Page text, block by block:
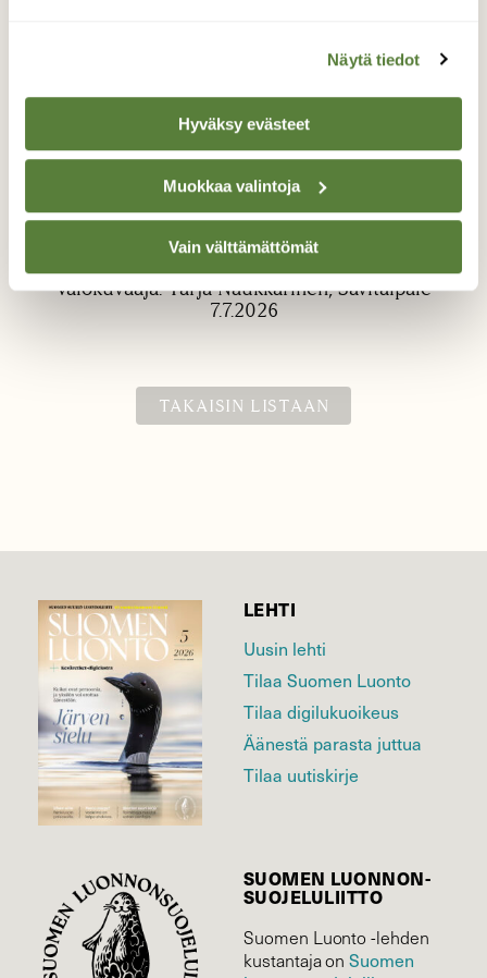
Näytä tiedot
Hyväksy evästeet
Muokkaa valintoja
Vain välttämättömät
Maariankämmekkä
Kämmekkää suon laidalla.
Valokuvaaja: Tarja Naukkarinen, Savitaipale
7.7.2026
TAKAISIN LISTAAN
LEHTI
Uusin lehti
Tilaa Suomen Luonto
Tilaa digilukuoikeus
Äänestä parasta juttua
Tilaa uutiskirje
SUOMEN LUONNON­
SUOJELU­LIITTO
Suomen Luonto -lehden
kustantaja onSuomen